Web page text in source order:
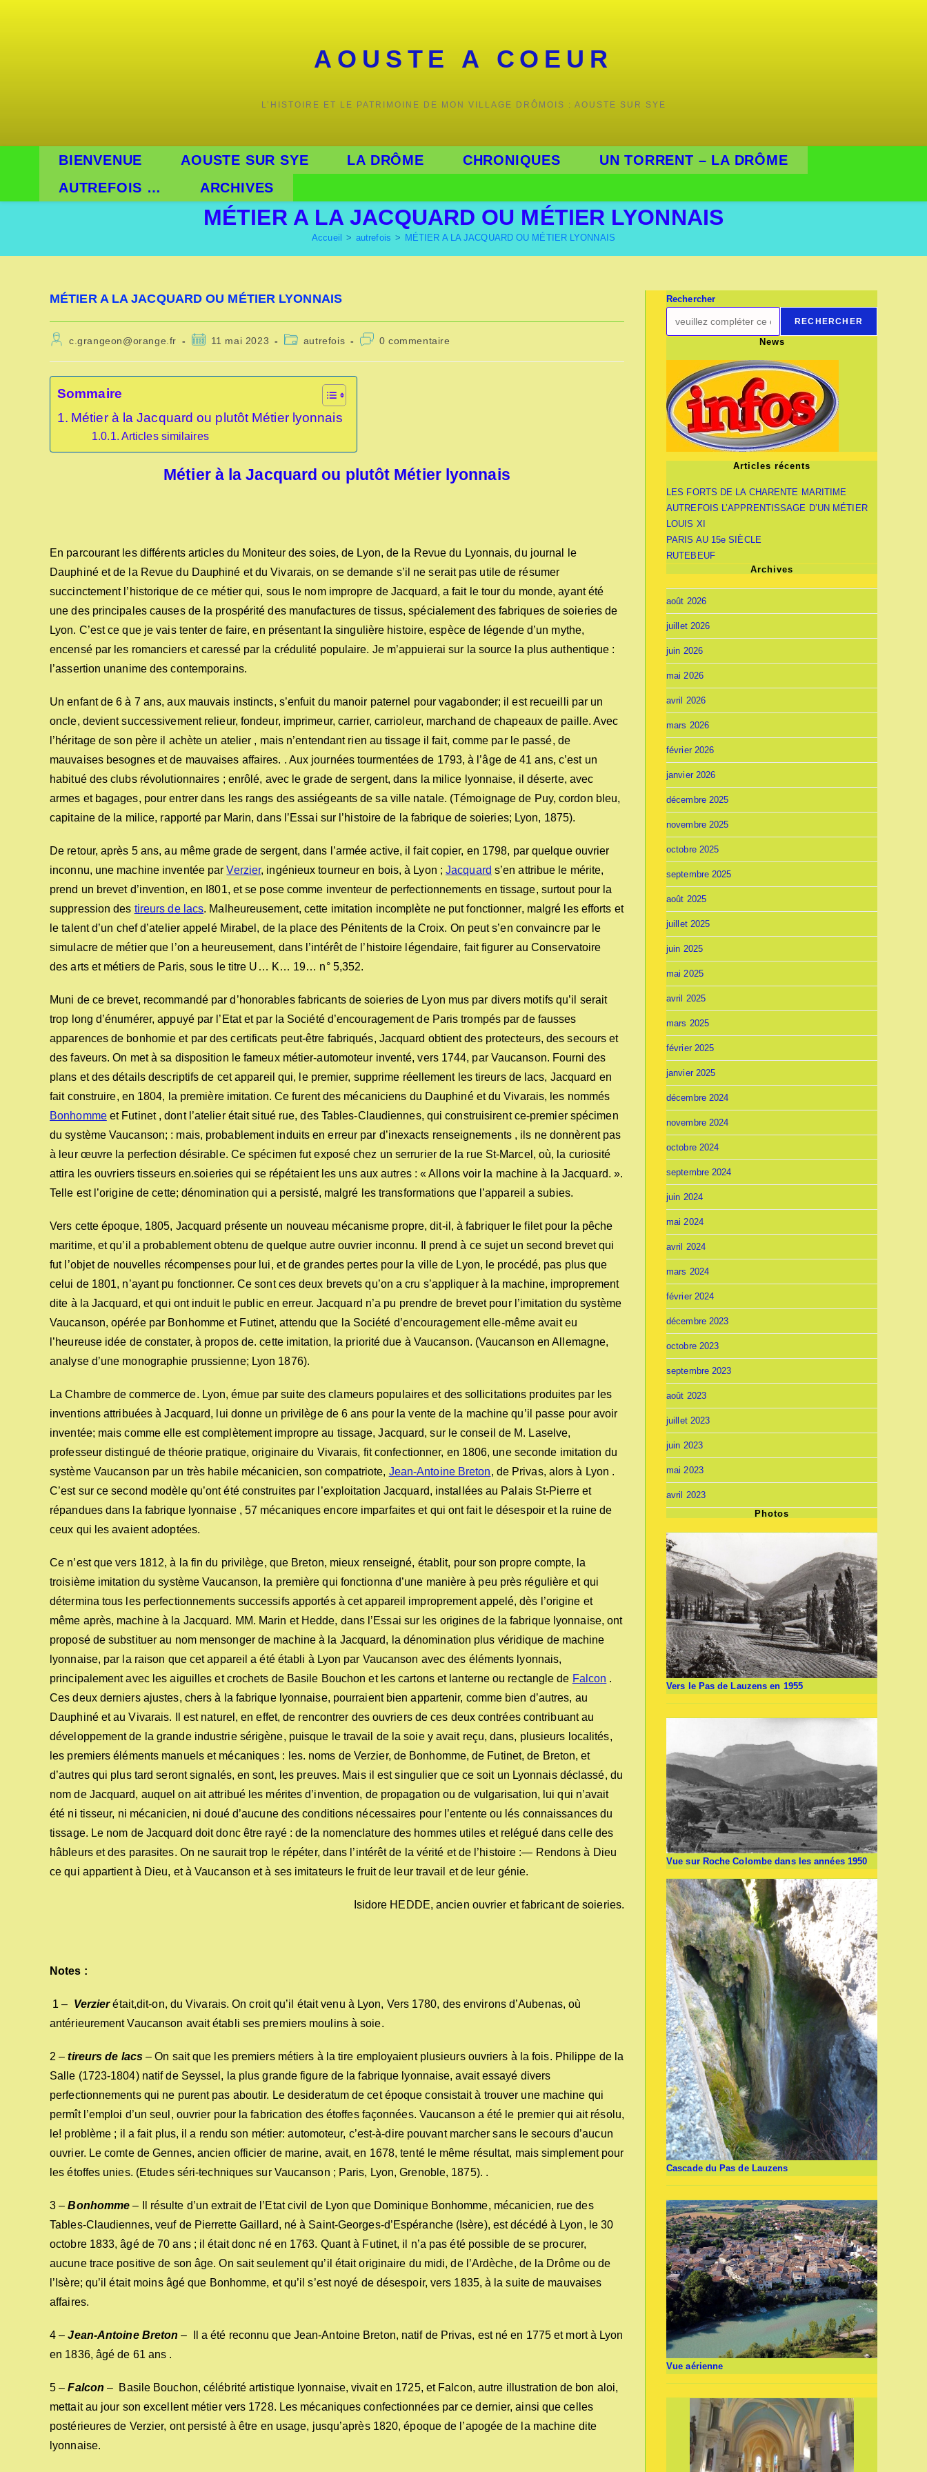
AOUSTE A COEUR
L’HISTOIRE ET LE PATRIMOINE DE MON VILLAGE DRÔMOIS : AOUSTE SUR SYE
BIENVENUE AOUSTE SUR SYE LA DRÔME CHRONIQUES
UN TORRENT – LA DRÔME
AUTREFOIS …
ARCHIVES
MÉTIER A LA JACQUARD OU MÉTIER LYONNAIS
Accueil > autrefois > MÉTIER A LA JACQUARD OU MÉTIER LYONNAIS
MÉTIER A LA JACQUARD OU MÉTIER LYONNAIS
Auteur/autrice
la
publication :
c.grangeon@orange.fr
Publication
11 mai 2023
Postautrefois
Commentaires
la
0 commentaire
Sommaire
Métier à la Jacquard ou plutôt Métier lyonnais
Articles similaires
Métier à la Jacquard ou plutôt Métier lyonnais
En parcourant les différents articles du Moniteur des soies, de Lyon, de la Revue du Lyonnais, du journal le
Dauphiné et de la Revue du Dauphiné et du Vivarais, on se demande s’il ne serait pas utile de résumer
succinctement l’historique de ce métier qui, sous le nom impropre de Jacquard, a fait le tour du monde, ayant été
une des principales causes de la prospérité des manufactures de tissus, spécialement des fabriques de soieries de
Lyon. C’est ce que je vais tenter de faire, en présentant la singulière histoire, espèce de légende d’un mythe,
encensé par les romanciers et caressé par la crédulité populaire. Je m’appuierai sur la source la plus authentique :
l’assertion unanime des contemporains.
Un enfant de 6 à 7 ans, aux mauvais instincts, s’enfuit du manoir paternel pour vagabonder; il est recueilli par un
oncle, devient successivement relieur, fondeur, imprimeur, carrier, carrioleur, marchand de chapeaux de paille. Avec
l’héritage de son père il achète un atelier , mais n’entendant rien au tissage il fait, comme par le passé, de
mauvaises besognes et de mauvaises affaires. . Aux journées tourmentées de 1793, à l’âge de 41 ans, c’est un
habitué des clubs révolutionnaires ; enrôlé, avec le grade de sergent, dans la milice lyonnaise, il déserte, avec
armes et bagages, pour entrer dans les rangs des assiégeants de sa ville natale. (Témoignage de Puy, cordon bleu,
capitaine de la milice, rapporté par Marin, dans l’Essai sur l’histoire de la fabrique de soieries; Lyon, 1875).
De retour, après 5 ans, au même grade de sergent, dans l’armée active, il fait copier, en 1798, par quelque ouvrier
inconnu, une machine inventée parVerzier, ingénieux tourneur en bois, à Lyon ;Jacquard s’en attribue le mérite,
prend un brevet d’invention, en I801, et se pose comme inventeur de perfectionnements en tissage, surtout pour la
suppression des tireurs de lacs. Malheureusement, cette imitation incomplète ne put fonctionner, malgré les efforts et
le talent d’un chef d’atelier appelé Mirabel, de la place des Pénitents de la Croix. On peut s’en convaincre par le
simulacre de métier que l’on a heureusement, dans l’intérêt de l’histoire légendaire, fait figurer au Conservatoire
des arts et métiers de Paris, sous le titre U… K… 19… n° 5,352.
Muni de ce brevet, recommandé par d’honorables fabricants de soieries de Lyon mus par divers motifs qu’il serait
trop long d’énumérer, appuyé par l’Etat et par la Société d’encouragement de Paris trompés par de fausses
apparences de bonhomie et par des certificats peut-être fabriqués, Jacquard obtient des protecteurs, des secours et
des faveurs. On met à sa disposition le fameux métier-automoteur inventé, vers 1744, par Vaucanson. Fourni des
plans et des détails descriptifs de cet appareil qui, le premier, supprime réellement les tireurs de lacs, Jacquard en
fait construire, en 1804, la première imitation. Ce furent des mécaniciens du Dauphiné et du Vivarais, les nommés
Bonhommeet Futinet , dont l’atelier était situé rue, des Tables-Claudiennes, qui construisirent ce-premier spécimen
du système Vaucanson; : mais, probablement induits en erreur par d’inexacts renseignements , ils ne donnèrent pas
à leur œuvre la perfection désirable. Ce spécimen fut exposé chez un serrurier de la rue St-Marcel, où, la curiosité
attira les ouvriers tisseurs en.soieries qui se répétaient les uns aux autres : « Allons voir la machine à la Jacquard. ».
Telle est l’origine de cette; dénomination qui a persisté, malgré les transformations que l’appareil a subies.
Vers cette époque, 1805, Jacquard présente un nouveau mécanisme propre, dit-il, à fabriquer le filet pour la pêche
maritime, et qu’il a probablement obtenu de quelque autre ouvrier inconnu. Il prend à ce sujet un second brevet qui
fut l’objet de nouvelles récompenses pour lui, et de grandes pertes pour la ville de Lyon, le procédé, pas plus que
celui de 1801, n’ayant pu fonctionner. Ce sont ces deux brevets qu’on a cru s’appliquer à la machine, improprement
dite à la Jacquard, et qui ont induit le public en erreur. Jacquard n’a pu prendre de brevet pour l’imitation du système
Vaucanson, opérée par Bonhomme et Futinet, attendu que la Société d’encouragement elle-même avait eu
l’heureuse idée de constater, à propos de. cette imitation, la priorité due à Vaucanson. (Vaucanson en Allemagne,
analyse d’une monographie prussienne; Lyon 1876).
La Chambre de commerce de. Lyon, émue par suite des clameurs populaires et des sollicitations produites par les
inventions attribuées à Jacquard, lui donne un privilège de 6 ans pour la vente de la machine qu’il passe pour avoir
inventée; mais comme elle est complètement impropre au tissage, Jacquard, sur le conseil de M. Laselve,
professeur distingué de théorie pratique, originaire du Vivarais, fit confectionner, en 1806, une seconde imitation du
système Vaucanson par un très habile mécanicien, son compatriote, Jean-Antoine Breton, de Privas, alors à Lyon .
C’est sur ce second modèle qu’ont été construites par l’exploitation Jacquard, installées au Palais St-Pierre et
répandues dans la fabrique lyonnaise , 57 mécaniques encore imparfaites et qui ont fait le désespoir et la ruine de
ceux qui les avaient adoptées.
Ce n’est que vers 1812, à la fin du privilège, que Breton, mieux renseigné, établit, pour son propre compte, la
troisième imitation du système Vaucanson, la première qui fonctionna d’une manière à peu près régulière et qui
détermina tous les perfectionnements successifs apportés à cet appareil improprement appelé, dès l’origine et
même après, machine à la Jacquard. MM. Marin et Hedde, dans l’Essai sur les origines de la fabrique lyonnaise, ont
proposé de substituer au nom mensonger de machine à la Jacquard, la dénomination plus véridique de machine
lyonnaise, par la raison que cet appareil a été établi à Lyon par Vaucanson avec des éléments lyonnais,
principalement avec les aiguilles et crochets de Basile Bouchon et les cartons et lanterne ou rectangle de Falcon .
Ces deux derniers ajustes, chers à la fabrique lyonnaise, pourraient bien appartenir, comme bien d’autres, au
Dauphiné et au Vivarais. Il est naturel, en effet, de rencontrer des ouvriers de ces deux contrées contribuant au
développement de la grande industrie sérigène, puisque le travail de la soie y avait reçu, dans, plusieurs localités,
les premiers éléments manuels et mécaniques : les. noms de Verzier, de Bonhomme, de Futinet, de Breton, et
d’autres qui plus tard seront signalés, en sont, les preuves. Mais il est singulier que ce soit un Lyonnais déclassé, du
nom de Jacquard, auquel on ait attribué les mérites d’invention, de propagation ou de vulgarisation, lui qui n’avait
été ni tisseur, ni mécanicien, ni doué d’aucune des conditions nécessaires pour l’entente ou lés connaissances du
tissage. Le nom de Jacquard doit donc être rayé : de la nomenclature des hommes utiles et relégué dans celle des
hâbleurs et des parasites. On ne saurait trop le répéter, dans l’intérêt de la vérité et de l’histoire :— Rendons à Dieu
ce qui appartient à Dieu, et à Vaucanson et à ses imitateurs le fruit de leur travail et de leur génie.
Isidore HEDDE, ancien ouvrier et fabricant de soieries.
Notes :
1 – Verzierétait,dit-on, du Vivarais. On croit qu’il était venu à Lyon, Vers 1780, des environs d’Aubenas, où
antérieurement Vaucanson avait établi ses premiers moulins à soie.
2 –tireurs de lacs– On sait que les premiers métiers à la tire employaient plusieurs ouvriers à la fois. Philippe de la
Salle (1723-1804) natif de Seyssel, la plus grande figure de la fabrique lyonnaise, avait essayé divers
perfectionnements qui ne purent pas aboutir. Le desideratum de cet époque consistait à trouver une machine qui
permît l’emploi d’un seul, ouvrier pour la fabrication des étoffes façonnées. Vaucanson a été le premier qui ait résolu,
le! problème ; il a fait plus, il a rendu son métier: automoteur, c’est-à-dire pouvant marcher sans le secours d’aucun
ouvrier. Le comte de Gennes, ancien officier de marine, avait, en 1678, tenté le même résultat, mais simplement pour
les étoffes unies. (Etudes séri-techniques sur Vaucanson ; Paris, Lyon, Grenoble, 1875). .
3 – Bonhomme – Il résulte d’un extrait de l’Etat civil de Lyon que Dominique Bonhomme, mécanicien, rue des
Tables-Claudiennes, veuf de Pierrette Gaillard, né à Saint-Georges-d’Espéranche (Isère), est décédé à Lyon, le 30
octobre 1833, âgé de 70 ans ; il était donc né en 1763. Quant à Futinet, il n’a pas été possible de se procurer,
aucune trace positive de son âge. On sait seulement qu’il était originaire du midi, de l’Ardèche, de la Drôme ou de
l’Isère; qu’il était moins âgé que Bonhomme, et qu’il s’est noyé de désespoir, vers 1835, à la suite de mauvaises
affaires.
4 –Jean-Antoine Breton – Il a été reconnu que Jean-Antoine Breton, natif de Privas, est né en 1775 et mort à Lyon
en 1836, âgé de 61 ans .
5 –Falcon – Basile Bouchon, célébrité artistique lyonnaise, vivait en 1725, et Falcon, autre illustration de bon aloi,
mettait au jour son excellent métier vers 1728. Les mécaniques confectionnées par ce dernier, ainsi que celles
postérieures de Verzier, ont persisté à être en usage, jusqu’après 1820, époque de l’apogée de la machine dite
lyonnaise.
Rechercher
RECHERCHER
News
Articles récents
LES FORTS DE LA CHARENTE MARITIME
AUTREFOIS L’APPRENTISSAGE D’UN MÉTIER
LOUIS XI
PARIS AU 15e SIÈCLE
RUTEBEUF
Archives
août 2026
juillet 2026
juin 2026
mai 2026
avril 2026
mars 2026
février 2026
janvier 2026
décembre 2025
novembre 2025
octobre 2025
septembre 2025
août 2025
juillet 2025
juin 2025
mai 2025
avril 2025
mars 2025
février 2025
janvier 2025
décembre 2024
novembre 2024
octobre 2024
septembre 2024
juin 2024
mai 2024
avril 2024
mars 2024
février 2024
décembre 2023
octobre 2023
septembre 2023
août 2023
juillet 2023
juin 2023
mai 2023
avril 2023
Photos
Vers le Pas de Lauzens en 1955
Vue sur Roche Colombe dans les années 1950
Cascade du Pas de Lauzens
Vue aérienne